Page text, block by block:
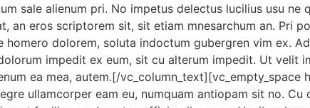
sale alienum pri. No impetus delectus lucilius usu ne
an eros scriptorem sit, sit etiam mnesarchum an. Pri
dolorem, soluta indoctum gubergren vim ex.
impedit ex eum, sit cu alterum impedit. Ut velit
ea mea, autem.[/
ullamcorper eam eu, numquam antiopam sit no.